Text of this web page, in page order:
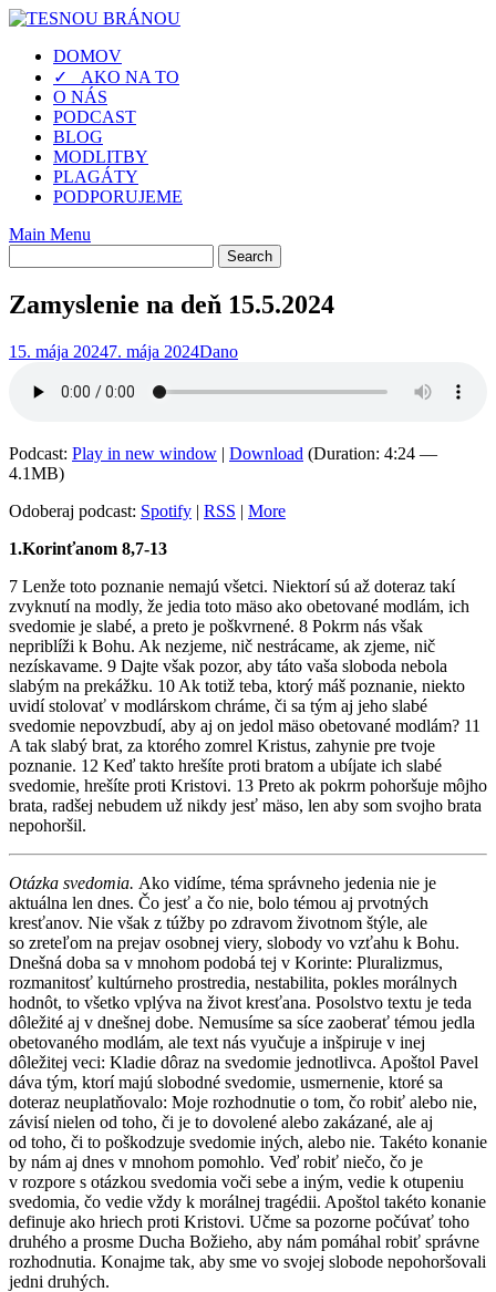
Skip
contentDOMOV
✓ AKO NA TO
O NÁS
PODCAST
BLOG
MODLITBY
PLAGÁTY
PODPORUJEME
Main Menu
Zamyslenie na deň 15.5.2024
15. mája 20247. mája 2024Dano
Podcast: Play in new window | Download (Duration: 4:24 —
4.1MB)
Odoberaj podcast: Spotify | RSS | More
1.Korinťanom 8,7-13
7 Lenže toto poznanie nemajú všetci. Niektorí sú až doteraz takí
zvyknutí na modly, že jedia toto mäso ako obetované modlám, ich
svedomie je slabé, a preto je poškvrnené. 8 Pokrm nás však
nepriblíži k Bohu. Ak nezjeme, nič nestrácame, ak zjeme, nič
nezískavame. 9 Dajte však pozor, aby táto vaša sloboda nebola
slabým na prekážku. 10 Ak totiž teba, ktorý máš poznanie, niekto
uvidí stolovať v modlárskom chráme, či sa tým aj jeho slabé
svedomie nepovzbudí, aby aj on jedol mäso obetované modlám? 11
A tak slabý brat, za ktorého zomrel Kristus, zahynie pre tvoje
poznanie. 12 Keď takto hrešíte proti bratom a ubíjate ich slabé
svedomie, hrešíte proti Kristovi. 13 Preto ak pokrm pohoršuje môjho
brata, radšej nebudem už nikdy jesť mäso, len aby som svojho brata
nepohoršil.
Otázka svedomia. Ako vidíme, téma správneho jedenia nie je
aktuálna len dnes. Čo jesť a čo nie, bolo témou aj prvotných
kresťanov. Nie však z túžby po zdravom životnom štýle, ale
so zreteľom na prejav osobnej viery, slobody vo vzťahu k Bohu.
Dnešná doba sa v mnohom podobá tej v Korinte: Pluralizmus,
rozmanitosť kultúrneho prostredia, nestabilita, pokles morálnych
hodnôt, to všetko vplýva na život kresťana. Posolstvo textu je teda
dôležité aj v dnešnej dobe. Nemusíme sa síce zaoberať témou jedla
obetovaného modlám, ale text nás vyučuje a inšpiruje v inej
dôležitej veci: Kladie dôraz na svedomie jednotlivca. Apoštol Pavel
dáva tým, ktorí majú slobodné svedomie, usmernenie, ktoré sa
doteraz neuplatňovalo: Moje rozhodnutie o tom, čo robiť alebo nie,
závisí nielen od toho, či je to dovolené alebo zakázané, ale aj
od toho, či to poškodzuje svedomie iných, alebo nie. Takéto konanie
by nám aj dnes v mnohom pomohlo. Veď robiť niečo, čo je
v rozpore s otázkou svedomia voči sebe a iným, vedie k otupeniu
svedomia, čo vedie vždy k morálnej tragédii. Apoštol takéto konanie
definuje ako hriech proti Kristovi. Učme sa pozorne počúvať toho
druhého a prosme Ducha Božieho, aby nám pomáhal robiť správne
rozhodnutia. Konajme tak, aby sme vo svojej slobode nepohoršovali
jedni druhých.